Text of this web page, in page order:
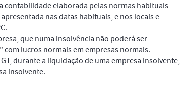
contabilidade elaborada pelas normas habituais
nas datas habituais, e nos locais e
que numa insolvência não poderá ser
com lucros normais em empresas normais.
durante a liquidação de uma empresa insolvente,
insolvente.